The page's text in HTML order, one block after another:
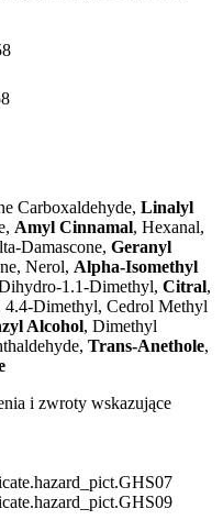
Carboxaldehyde, Linalyl
Amyl Cinnamal, Hexanal,
Damascone, Geranyl
Nerol, Alpha-Isomethyl
1.1-Dimethyl, Citral,
4.4-Dimethyl, Cedrol Methyl
Alcohol, Dimethyl
Trans-Anethole,
i zwroty wskazujące